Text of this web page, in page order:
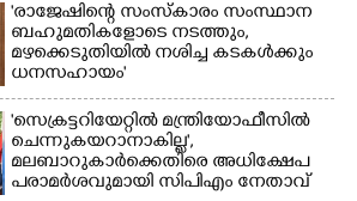
'രാജേഷിന്റെ സംസ്കാരം സംസ്ഥാന
ബഹുമതികളോടെ നടത്തും,
മഴക്കെടുതിയിൽ നശിച്ച കടകൾക്കും
ധനസഹായം'
'സെക്രട്ടറിയേറ്റിൽ മന്ത്രിയോഫീസിൽ
ചെന്നുകയറാനാകില്ല',
മലബാറുകാർക്കെതിരെ അധിക്ഷേപ
പരാമർശവുമായി സിപിഎം നേതാവ്‌